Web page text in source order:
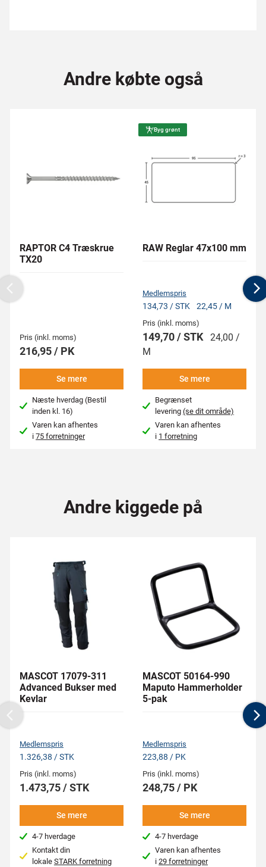
Andre købte også
RAPTOR C4 Træskrue
TX20
Pris (inkl. moms)
216,95 / PK
Se mere
Næste hverdag (Bestil
inden kl. 16)
Varen kan afhentes
i75 forretninger
Byg grønt
RAW Reglar 47x100 mm
Medlemspris
134,73 / STK 22,45 / M
Pris (inkl. moms)
149,70 / STK 24,00 /
M
Se mere
Begrænset
levering(se dit område)
Varen kan afhentes
i 1 forretning
Previous
Andre kiggede på
MASCOT 17079-311
Advanced Bukser med
Kevlar
Medlemspris
1.326,38 / STK
Pris (inkl. moms)
1.473,75 / STK
Se mere
4-7 hverdage
Kontakt din
lokale STARK forretning
MASCOT 50164-990
Maputo Hammerholder
5-pak
Medlemspris
223,88 / PK
Pris (inkl. moms)
248,75 / PK
Se mere
4-7 hverdage
Varen kan afhentes
i29 forretninger
Previous